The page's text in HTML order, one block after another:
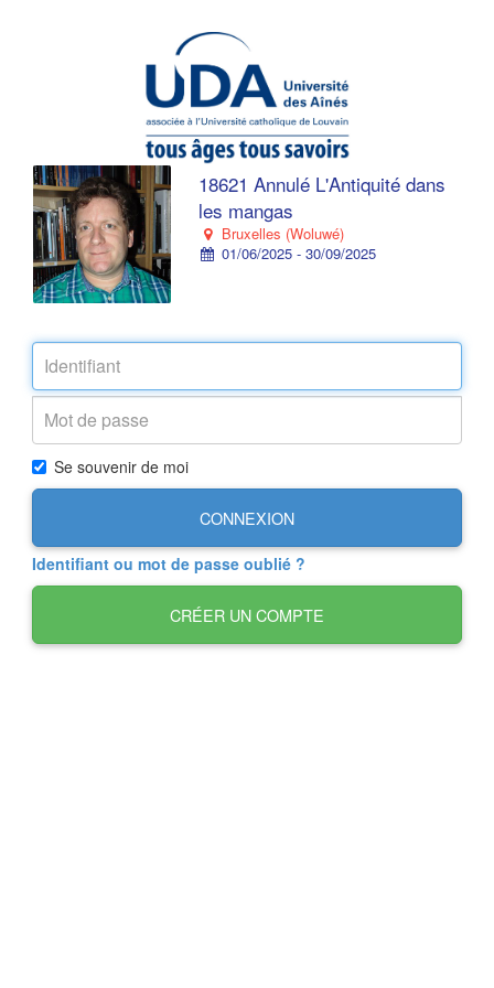
18621 Annulé L'Antiquité dans
les mangas
Bruxelles (Woluwé)
01/06/2025 - 30/09/2025
Se souvenir de moi
CONNEXION
Identifiant ou mot de passe oublié ?
CRÉER UN COMPTE